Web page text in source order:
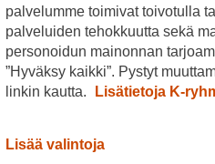
palvelumme toimivat toivotulla
palveluiden tehokkuutta sekä
personoidun mainonnan
”Hyväksy kaikki”. Pystyt
linkin kautta.
Lisätietoja K-
Lisää valintoja